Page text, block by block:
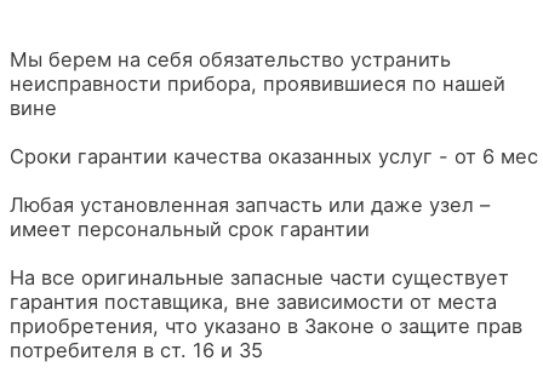
Мы берем на себя обязательство устранить
неисправности прибора, проявившиеся по нашей
вине
Сроки гарантии качества оказанных услуг - от 6 мес
Любая установленная запчасть или даже узел –
имеет персональный срок гарантии
На все оригинальные запасные части существует
гарантия поставщика, вне зависимости от места
приобретения, что указано в Законе о защите прав
потребителя в ст. 16 и 35